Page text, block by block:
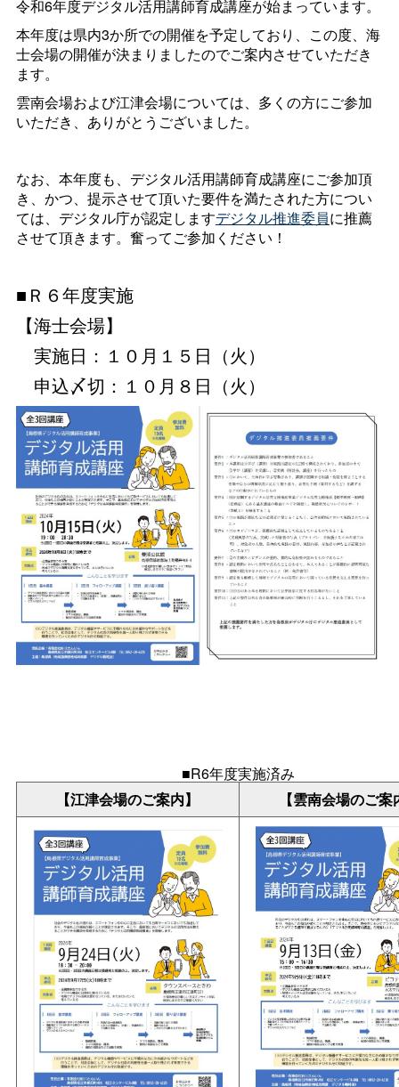
令和6年度デジタル活用講師育成講座が始まっています。
本年度は県内3か所での開催を予定しており、この度、海
士会場の開催が決まりましたのでご案内させていただき
ます。
雲南会場および江津会場については、多くの方にご参加
いただき、ありがとうございました。
なお、本年度も、デジタル活用講師育成講座にご参加頂
き、かつ、提示させて頂いた要件を満たされた方につい
ては、デジタル庁が認定しますデジタル推進委員に推薦
させて頂きます。奮ってご参加ください！
■Ｒ６年度実施
【海士会場】
実施日：１０月１５日（火）
申込〆切：１０月８日（火）
■R6年度実施済み
【江津会場のご案内】
【雲南会場のご案